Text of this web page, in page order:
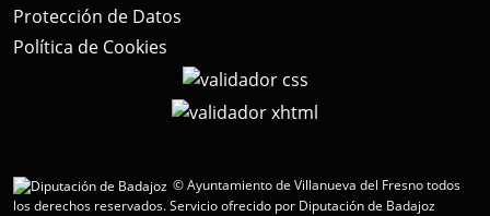
Protección de Datos
Política de Cookies
© Ayuntamiento de Villanueva del Fresno todos
los derechos reservados.Servicio ofrecido por Diputación de Badajoz